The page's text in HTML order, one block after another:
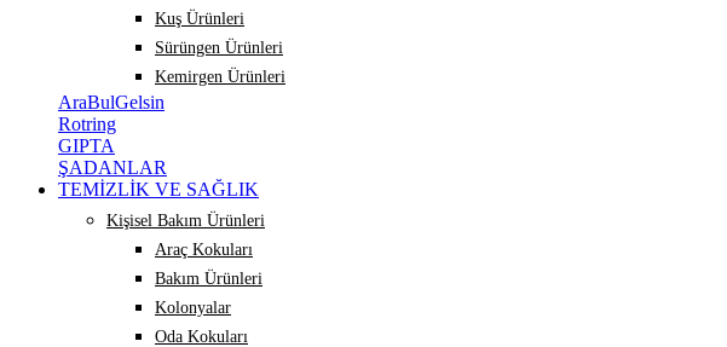
Kuş Ürünleri
Sürüngen Ürünleri
Kemirgen Ürünleri
AraBulGelsin
Rotring
GIPTA
ŞADANLAR
TEMİZLİK VE SAĞLIK
Kişisel Bakım Ürünleri
Araç Kokuları
Bakım Ürünleri
Kolonyalar
Oda Kokuları